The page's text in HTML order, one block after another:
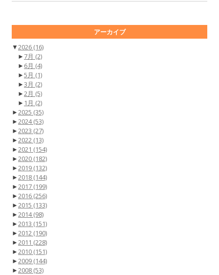
アーカイブ
▼2026 (16)
► 7月 (2)
► 6月 (4)
►5月 (1)
►3月 (2)
►2月 (5)
► 1月 (2)
►2025 (35)
►2024(53)
►2023 (27)
►2022 (13)
►2021 (154)
►2020 (182)
►2019 (132)
►2018 (144)
►2017 (199)
►2016 (256)
►2015 (133)
►2014(98)
►2013 (151)
►2012 (190)
►2011 (228)
►2010 (151)
►2009 (144)
►2008 (53)